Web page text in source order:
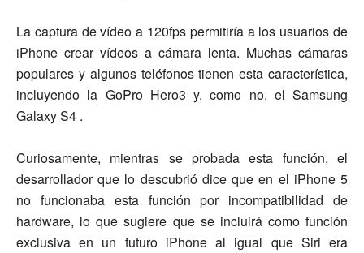
La captura de vídeo a 120fps permitiría a los usuarios de
iPhone crear vídeos a cámara lenta. Muchas cámaras
populares y algunos teléfonos tienen esta característica,
incluyendo la GoPro Hero3 y, como no, el Samsung
Galaxy S4 .
Curiosamente, mientras se probada esta función, el
desarrollador que lo descubrió dice que en el iPhone 5
no funcionaba esta función por incompatibilidad de
hardware, lo que sugiere que se incluirá como función
exclusiva en un futuro iPhone al igual que Siri era